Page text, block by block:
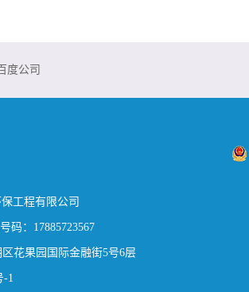
度公司
工程有限公司
码：17885723567
花果园国际金融街5号6层
-1